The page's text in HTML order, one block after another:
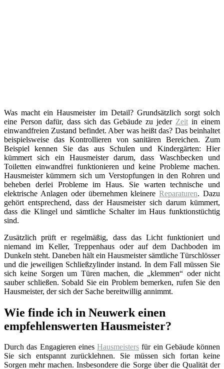
Was macht ein Hausmeister im Detail? Grundsätzlich sorgt solch
eine Person dafür, dass sich das Gebäude zu jeder Zeit in einem
einwandfreien Zustand befindet. Aber was heißt das? Das beinhaltet
beispielsweise das Kontrollieren von sanitären Bereichen. Zum
Beispiel kennen Sie das aus Schulen und Kindergärten: Hier
kümmert sich ein Hausmeister darum, dass Waschbecken und
Toiletten einwandfrei funktionieren und keine Probleme machen.
Hausmeister kümmern sich um Verstopfungen in den Rohren und
beheben derlei Probleme im Haus. Sie warten technische und
elektrische Anlagen oder übernehmen kleinereReparaturen. Dazu
gehört entsprechend, dass der Hausmeister sich darum kümmert,
dass die Klingel und sämtliche Schalter im Haus funktionstüchtig
sind.
Zusätzlich prüft er regelmäßig, dass das Licht funktioniert und
niemand im Keller, Treppenhaus oder auf dem Dachboden im
Dunkeln steht. Daneben hält ein Hausmeister sämtliche Türschlösser
und die jeweiligen Schließzylinder instand. In dem Fall müssen Sie
sich keine Sorgen um Türen machen, die „klemmen“ oder nicht
sauber schließen. Sobald Sie ein Problem bemerken, rufen Sie den
Hausmeister, der sich der Sache bereitwillig annimmt.
Wie finde ich in Neuwerk einen
empfehlenswerten Hausmeister?
Durch das Engagieren eines Hausmeisters für ein Gebäude können
Sie sich entspannt zurücklehnen. Sie müssen sich fortan keine
Sorgen mehr machen. Insbesondere die Sorge über die Qualität der